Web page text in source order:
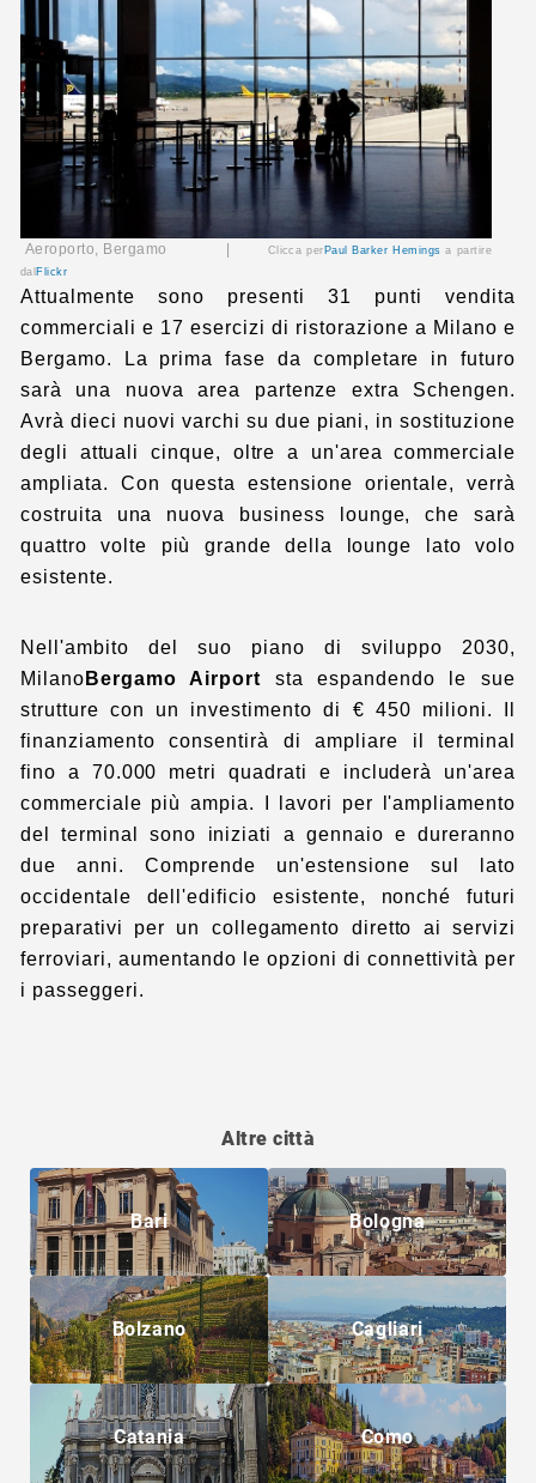
Aeroporto, Bergamo | Clicca per Paul Barker Hemings a partire
dal Flickr
Attualmente sono presenti 31 punti vendita
commerciali e 17 esercizi di ristorazione a Milano e
Bergamo. La prima fase da completare in futuro
sarà una nuova area partenze extra Schengen.
Avrà dieci nuovi varchi su due piani, in sostituzione
degli attuali cinque, oltre a un'area commerciale
ampliata. Con questa estensione orientale, verrà
costruita una nuova business lounge, che sarà
quattro volte più grande della lounge lato volo
esistente.
Nell'ambito del suo piano di sviluppo 2030,
Milano Bergamo Airport sta espandendo le sue
strutture con un investimento di € 450 milioni. Il
finanziamento consentirà di ampliare il terminal
fino a 70.000 metri quadrati e includerà un'area
commerciale più ampia. I lavori per l'ampliamento
del terminal sono iniziati a gennaio e dureranno
due anni. Comprende un'estensione sul lato
occidentale dell'edificio esistente, nonché futuri
preparativi per un collegamento diretto ai servizi
ferroviari, aumentando le opzioni di connettività per
i passeggeri.
Altre città
Bari Bologna
Bolzano Cagliari
Catania Como